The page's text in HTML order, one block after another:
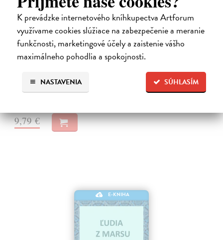
K prevádzke internetového kníhkupectva Artforum
využívame cookies slúžiace na zabezpečenie a meranie
funkčnosti, marketingové účely a zaistenie vášho
maximálneho pohodlia a spokojnosti.
SÚHLASÍM
NASTAVENIA
Neuromant
Gibson William| Elektronická kniha
budúcnosti Matrix je svet vo svete, globálny konsenzus, prelud,
vyjadrenie každého jedného dátového bajtu v kyberpriestore. Henry…
9,79 €
E-KNIHA